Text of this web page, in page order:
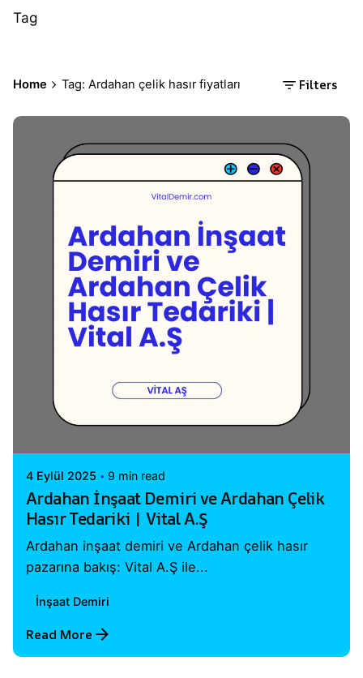
Tag
Home Tag: Ardahan çelik hasır fiyatları Filters
4 Eylül 2025 9 min read
Ardahan İnşaat Demiri ve Ardahan Çelik
Hasır Tedariki | Vital A.Ş
Ardahan inşaat demiri ve Ardahan çelik hasır
pazarına bakış: Vital A.Ş ile...
İnşaat Demiri
Read More